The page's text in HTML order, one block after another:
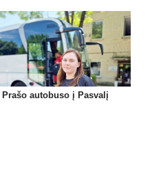
Prašo autobuso į Pasvalį